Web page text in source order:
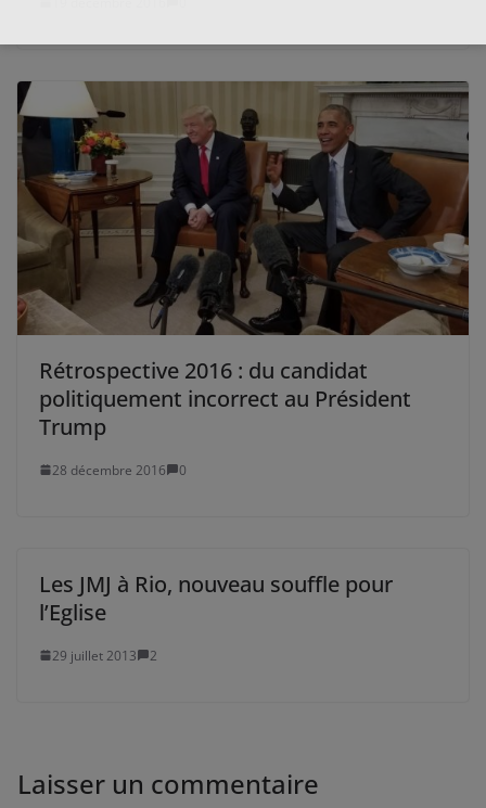
Rétrospective 2016 : du candidat
politiquement incorrect au Président
Trump
28 décembre 2016 0
Les JMJ à Rio, nouveau souffle pour
l’Eglise
29 juillet 2013 2
Laisser un commentaire